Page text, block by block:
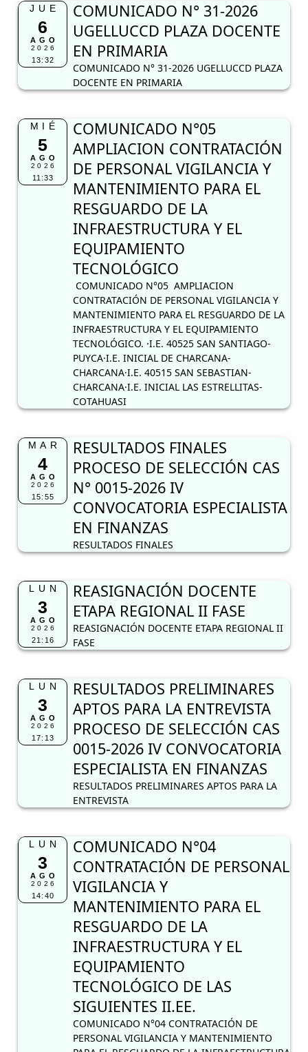
JUE
6
AGO
2026
13:32
COMUNICADO N° 31-2026
UGELLUCCD PLAZA DOCENTE
EN PRIMARIA
COMUNICADO N° 31-2026 UGELLUCCD PLAZA
DOCENTE EN PRIMARIA
MIÉ
5
AGO
2026
11:33
COMUNICADO N°05
AMPLIACION CONTRATACIÓN
DE PERSONAL VIGILANCIA Y
MANTENIMIENTO PARA EL
RESGUARDO DE LA
INFRAESTRUCTURA Y EL
EQUIPAMIENTO
TECNOLÓGICO
COMUNICADO N°05 AMPLIACION
CONTRATACIÓN DE PERSONAL VIGILANCIA Y
MANTENIMIENTO PARA EL RESGUARDO DE LA
INFRAESTRUCTURA Y EL EQUIPAMIENTO
TECNOLÓGICO. ·I.E. 40525 SAN SANTIAGO-
PUYCA·I.E. INICIAL DE CHARCANA-
CHARCANA·I.E. 40515 SAN SEBASTIAN-
CHARCANA·I.E. INICIAL LAS ESTRELLITAS-
COTAHUASI
MAR
4
AGO
2026
15:55
RESULTADOS FINALES
PROCESO DE SELECCIÓN CAS
N° 0015-2026 IV
CONVOCATORIA ESPECIALISTA
EN FINANZAS
RESULTADOS FINALES
LUN
3
AGO
2026
21:16
REASIGNACIÓN DOCENTE
ETAPA REGIONAL II FASE
REASIGNACIÓN DOCENTE ETAPA REGIONAL II
FASE
LUN
3
AGO
2026
17:13
RESULTADOS PRELIMINARES
APTOS PARA LA ENTREVISTA
PROCESO DE SELECCIÓN CAS
0015-2026 IV CONVOCATORIA
ESPECIALISTA EN FINANZAS
RESULTADOS PRELIMINARES APTOS PARA LA
ENTREVISTA
LUN
3
AGO
2026
14:40
COMUNICADO N°04
CONTRATACIÓN DE PERSONAL
VIGILANCIA Y
MANTENIMIENTO PARA EL
RESGUARDO DE LA
INFRAESTRUCTURA Y EL
EQUIPAMIENTO
TECNOLÓGICO DE LAS
SIGUIENTES II.EE.
COMUNICADO N°04 CONTRATACIÓN DE
PERSONAL VIGILANCIA Y MANTENIMIENTO